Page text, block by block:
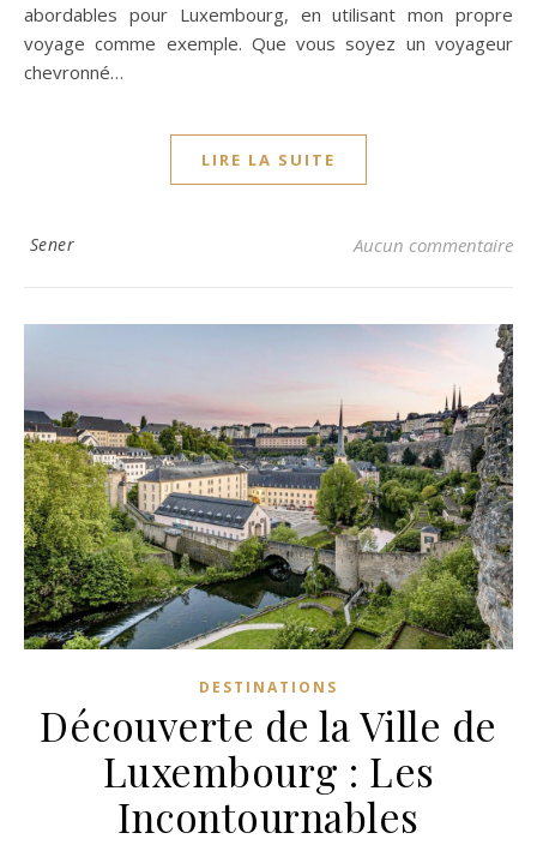
abordables pour Luxembourg, en utilisant mon propre
voyage comme exemple. Que vous soyez un voyageur
chevronné…
LIRE LA SUITE
Sener Aucun commentaire
DESTINATIONS
Découverte de la Ville de
Luxembourg : Les
Incontournables